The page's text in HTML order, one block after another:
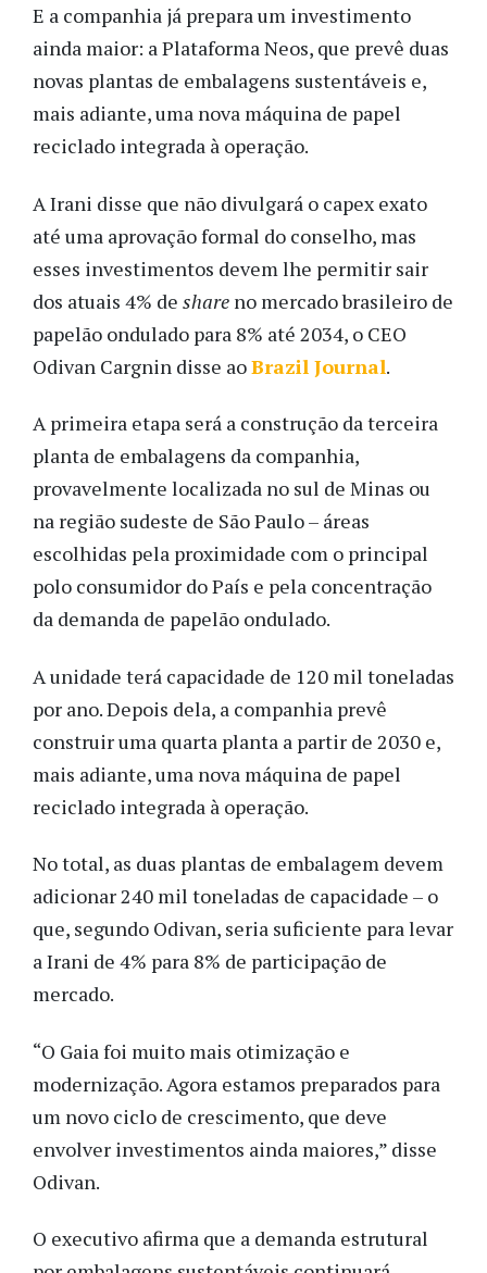
E a companhia já prepara um investimento
ainda maior: a Plataforma Neos, que prevê duas
novas plantas de embalagens sustentáveis e,
mais adiante, uma nova máquina de papel
reciclado integrada à operação.
A Irani disse que não divulgará o capex exato
até uma aprovação formal do conselho, mas
esses investimentos devem lhe permitir sair
dos atuais 4% de share no mercado brasileiro de
papelão ondulado para 8% até 2034, o CEO
Odivan Cargnin disse aoBrazil Journal.
A primeira etapa será a construção da terceira
planta de embalagens da companhia,
provavelmente localizada no sul de Minas ou
na região sudeste de São Paulo – áreas
escolhidas pela proximidade com o principal
polo consumidor do País e pela concentração
da demanda de papelão ondulado.
A unidade terá capacidade de 120 mil toneladas
por ano. Depois dela, a companhia prevê
construir uma quarta planta a partir de 2030 e,
mais adiante, uma nova máquina de papel
reciclado integrada à operação.
No total, as duas plantas de embalagem devem
adicionar 240 mil toneladas de capacidade – o
que, segundo Odivan, seria suficiente para levar
a Irani de 4% para 8% de participação de
mercado.
“O Gaia foi muito mais otimização e
modernização. Agora estamos preparados para
um novo ciclo de crescimento, que deve
envolver investimentos ainda maiores,” disse
Odivan.
O executivo afirma que a demanda estrutural